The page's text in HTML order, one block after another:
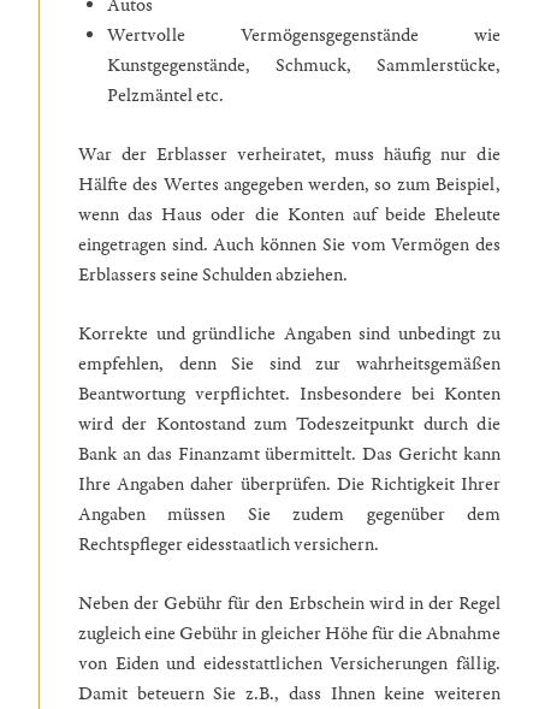
Autos
Wertvolle Vermögensgegenstände wie
Kunstgegenstände, Schmuck, Sammlerstücke,
Pelzmäntel etc.
War der Erblasser verheiratet, muss häufig nur die
Hälfte des Wertes angegeben werden, so zum Beispiel,
wenn das Haus oder die Konten auf beide Eheleute
eingetragen sind. Auch können Sie vom Vermögen des
Erblassers seine Schulden abziehen.
Korrekte und gründliche Angaben sind unbedingt zu
empfehlen, denn Sie sind zur wahrheitsgemäßen
Beantwortung verpflichtet. Insbesondere bei Konten
wird der Kontostand zum Todeszeitpunkt durch die
Bank an das Finanzamt übermittelt. Das Gericht kann
Ihre Angaben daher überprüfen. Die Richtigkeit Ihrer
Angaben müssen Sie zudem gegenüber dem
Rechtspfleger eidesstaatlich versichern.
Neben der Gebühr für den Erbschein wird in der Regel
zugleich eine Gebühr in gleicher Höhe für die Abnahme
von Eiden und eidesstattlichen Versicherungen fällig.
Damit beteuern Sie z.B., dass Ihnen keine weiteren